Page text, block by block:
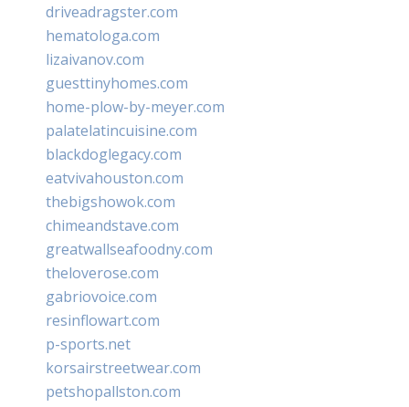
driveadragster.com
hematologa.com
lizaivanov.com
guesttinyhomes.com
home-plow-by-meyer.com
palatelatincuisine.com
blackdoglegacy.com
eatvivahouston.com
thebigshowok.com
chimeandstave.com
greatwallseafoodny.com
theloverose.com
gabriovoice.com
resinflowart.com
p-sports.net
korsairstreetwear.com
petshopallston.com